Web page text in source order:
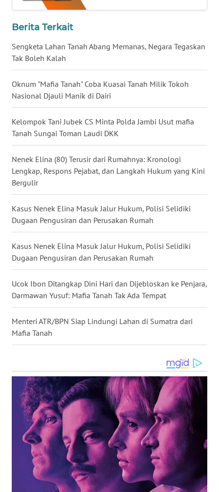
Berita Terkait
Sengketa Lahan Tanah Abang Memanas, Negara Tegaskan
Tak Boleh Kalah
Oknum "Mafia Tanah" Coba Kuasai Tanah Milik Tokoh
Nasional Djauli Manik di Dairi
Kelompok Tani Jubek CS Minta Polda Jambi Usut mafia
Tanah Sungai Toman Laudi DKK
Nenek Elina (80) Terusir dari Rumahnya: Kronologi
Lengkap, Respons Pejabat, dan Langkah Hukum yang Kini
Bergulir
Kasus Nenek Elina Masuk Jalur Hukum, Polisi Selidiki
Dugaan Pengusiran dan Perusakan Rumah
Kasus Nenek Elina Masuk Jalur Hukum, Polisi Selidiki
Dugaan Pengusiran dan Perusakan Rumah
Ucok Ibon Ditangkap Dini Hari dan Dijebloskan ke Penjara,
Darmawan Yusuf: Mafia Tanah Tak Ada Tempat
Menteri ATR/BPN Siap Lindungi Lahan di Sumatra dari
Mafia Tanah
WN
SELATAN
WN
TANJUNG
LESUNG
KARO
SIMALUNGUN
WN
TENGAH
WN DELI
SERDANG
WN
TEBING
TINGGI
WN
KARAWANG
WN
BEKASI
WN
BOGOR